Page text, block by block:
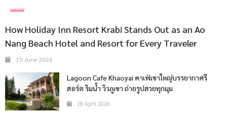
ที่พัก
How Holiday Inn Resort Krabi Stands Out as an Ao
Nang Beach Hotel and Resort for Every Traveler
15 June 2026
Lagoon Cafe Khaoyai คาเฟ่เขาใหญ่บรรยากาศรี
สอร์ต ริมน้ำ วิวภูเขา ถ่ายรูปสวยทุกมุม
28 April 2026